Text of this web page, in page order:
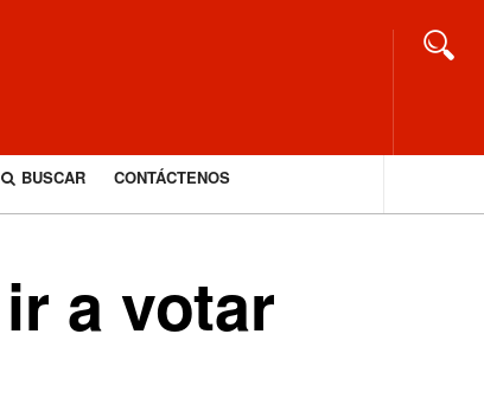
BUSCAR CONTÁCTENOS
a votar